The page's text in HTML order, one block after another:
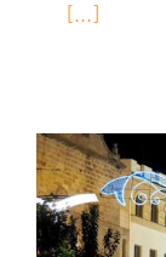
[...]